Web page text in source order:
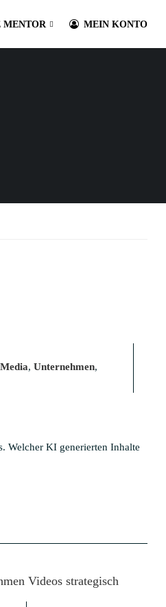
MENTOR MEIN KONTO
, Unternehmen,
Welcher KI generierten Inhalte
Videos strategisch